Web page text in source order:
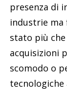
presenza di
industrie ma
stato più
acquisizioni
scomodo o
tecnologiche